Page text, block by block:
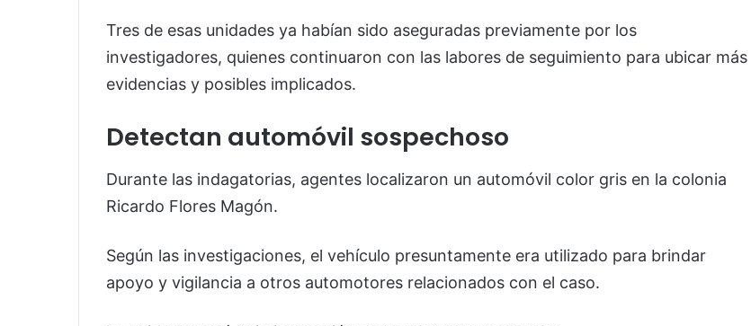
Tres de esas unidades ya habían sido aseguradas previamente por los
investigadores, quienes continuaron con las labores de seguimiento para ubicar más
evidencias y posibles implicados.
Detectan automóvil sospechoso
Durante las indagatorias, agentes localizaron un automóvil color gris en la colonia
Ricardo Flores Magón.
Según las investigaciones, el vehículo presuntamente era utilizado para brindar
apoyo y vigilancia a otros automotores relacionados con el caso.